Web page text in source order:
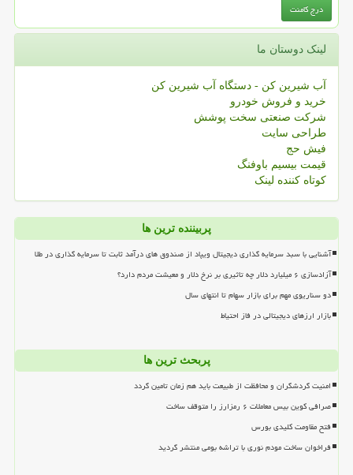
لینک دوستان ما
آب شیرین کن - دستگاه آب شیرین کن
خرید و فروش خودرو
شرکت صنعتی سخت پوشش
طراحی سایت
فیش حج
قیمت بیسیم باوفنگ
کوتاه کننده لینک
پربیننده ترین ها
آشنایی با سبد سرمایه گذاری دیجیتال ویپاد از صندوق های درآمد ثابت تا سرمایه گذاری در طلا
آزادسازی ۶ میلیارد دلار چه تاثیری بر نرخ دلار و معیشت مردم دارد؟
دو سناریوی مهم برای بازار سهام تا انتهای سال
بازار ارزهای دیجیتالی در فاز احتیاط
پربحث ترین ها
امنیت گردشگران و محافظت از طبیعت باید هم زمان تامین گردد
صرافی کوین بیس معاملات ۶ رمزارز را متوقف ساخت
فتح مقاومت کلیدی بورس
فراخوان ساخت مودم نوری با تراشه بومی منتشر گردید